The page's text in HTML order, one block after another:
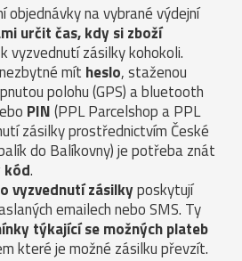
objednávky na vybrané výdejní
určit čas, kdy si zboží
vyzvednutí zásilky kohokoli.
mít heslo, staženou
polohu (GPS) a bluetooth
PIN(PPL Parcelshop a PPL
zásilky prostřednictvím České
do Balíkovny) je potřeba znát
kód.
vyzvednutí zásilkyposkytují
emailech nebo SMS. Ty
týkající se možných plateb
které je možné zásilku převzít.